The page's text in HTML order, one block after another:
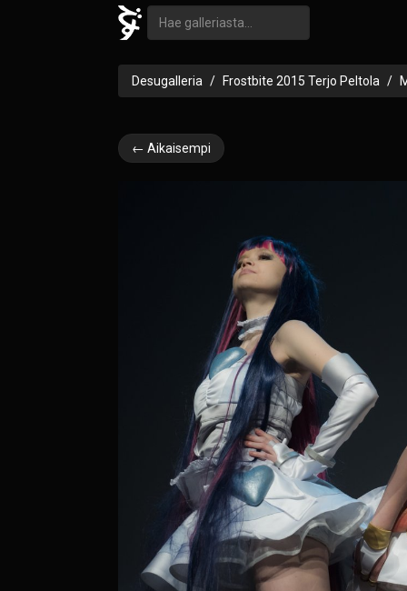
Desugalleria Frostbite 2015 Terjo Peltola
← Aikaisempi